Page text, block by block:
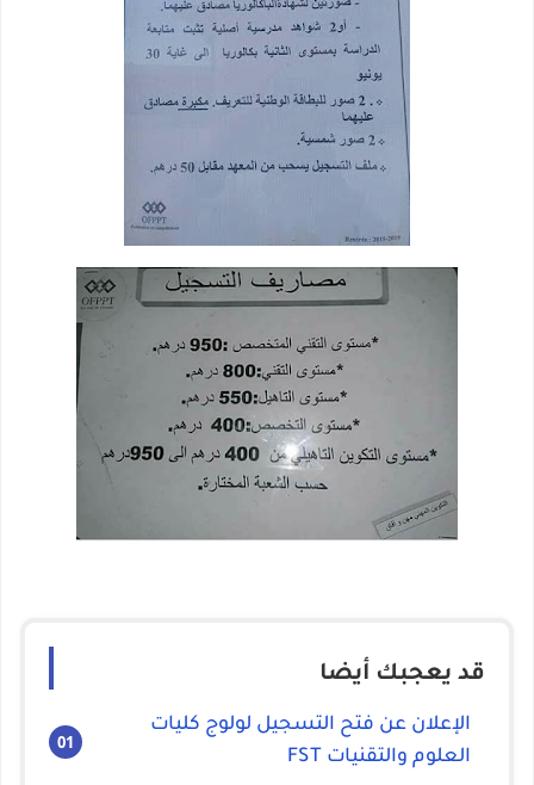
قد يعجبك أيضا
الإعلان عن فتح التسجيل لولوج كليات
العلوم والتقنيات FST